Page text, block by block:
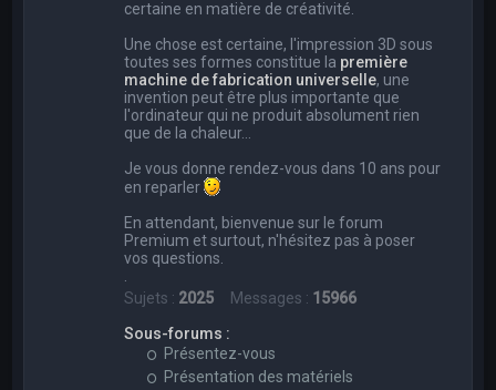
certaine en matière de créativité.
Une chose est certaine, l'impression 3D sous
toutes ses formes constitue la première
machine de fabrication universelle, une
invention peut être plus importante que
l'ordinateur qui ne produit absolument rien
que de la chaleur...
Je vous donne rendez-vous dans 10 ans pour
en reparler
En attendant, bienvenue sur le forum
Premium et surtout, n'hésitez pas à poser
vos questions.
Sujets : 2025 Messages : 15966
Sous-forums :
Présentez-vous
Présentation des matériels